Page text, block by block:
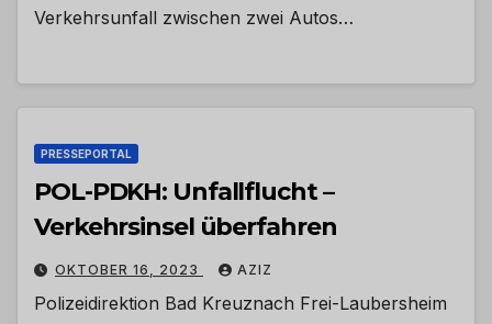
Verkehrsunfall zwischen zwei Autos…
PRESSEPORTAL
POL-PDKH: Unfallflucht –
Verkehrsinsel überfahren
OKTOBER 16, 2023 AZIZ
Polizeidirektion Bad Kreuznach Frei-Laubersheim